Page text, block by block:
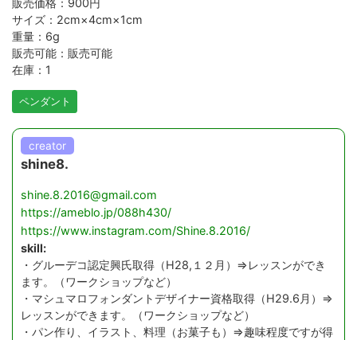
サイズ：2cm×4cm×1cm
重量：6g
販売可能：販売可能
在庫：1
ペンダント
creator
shine8.
shine.8.2016@gmail.com
https://ameblo.jp/088h430/
https://www.instagram.com/Shine.8.2016/
skill:
・グルーデコ認定興氏取得（H28,１２月）⇒レッスンができ
ます。（ワークショップなど）
・マシュマロフォンダントデザイナー資格取得（H29.6月）⇒
レッスンができます。（ワークショップなど）
・パン作り、イラスト、料理（お菓子も）⇒趣味程度ですが得